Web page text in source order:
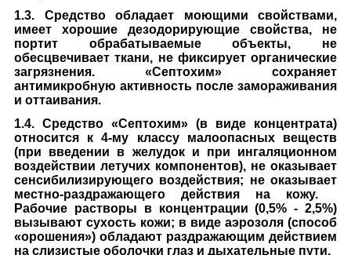
1.3. Средство обладает моющими свойствами,
имеет хорошие дезодорирующие свойства, не
портит обрабатываемые объекты, не
обесцвечивает ткани, не фиксирует органические
загрязнения. «Септохим» сохраняет
антимикробную активность после замораживания
и оттаивания.
1.4. Средство «Септохим» (в виде концентрата)
относится к 4-му классу малоопасных веществ
(при введении в желудок и при ингаляционном
воздействии летучих компонентов), не оказывает
сенсибилизирующего воздействия; не оказывает
местно-раздражающего действия на кожу.
Рабочие растворы в концентрации (0,5% - 2,5%)
вызывают сухость кожи; в виде аэрозоля (способ
«орошения») обладают раздражающим действием
на слизистые оболочки глаз и дыхательные пути,